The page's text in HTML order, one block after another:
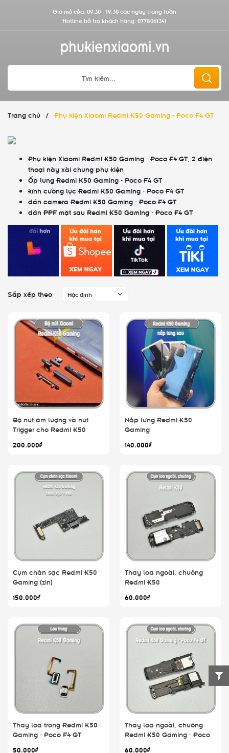
Giờ mở cửa: 09:30 - 19:30 các ngày trong tuần
Hotline hỗ trợ khách hàng: 0778061341
Trang chủ / Phụ kiện Xiaomi Redmi K50 Gaming - Poco F4 GT
Phụ kiện Xiaomi Redmi K50 Gaming - Poco F4 GT, 2 điện
thoại này xài chung phụ kiện
Ốp lưng Redmi K50 Gaming - Poco F4 GT
kính cường lực Redmi K50 Gaming - Poco F4 GT
dán camera Redmi K50 Gaming - Poco F4 GT
dán PPF mặt sau Redmi K50 Gaming - Poco F4 GT
Sắp xếp theo Mặc định
Bộ nút âm lượng và nút
Trigger cho Redmi K50
200.000₫
Nắp lưng Redmi K50
Gaming
140.000₫
Cụm chân sạc Redmi K50
Gaming (zin)
150.000₫
Thay loa ngoài, chuông
Redmi K50
60.000₫
Thay loa trong Redmi K50
Gaming - Poco F4 GT
50.000₫
Thay loa ngoài, chuông
Redmi K50 Gaming - Poco
60.000₫